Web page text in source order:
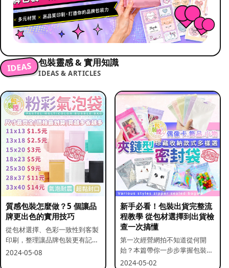
IDEAS 包裝靈感 & 實用知識
IDEAS & ARTICLES
質感包裝怎麼做？5 個讓品
牌更出色的實用技巧
從包材選擇、色彩一致性到客製
印刷，整理讓品牌包裝更有記憶
點的實用做法。
2024-05-08
新手必看！包裝出貨完整流
程教學 從包材選擇到出貨檢
查一次搞懂
第一次經營網拍不知道從何開
始？本篇帶你一步步掌握包裝流
程與出貨前檢查重點。
2024-05-02